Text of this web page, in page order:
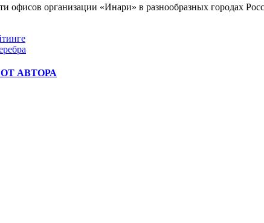
организации «Инари» в разнообразных городах
АВТОРА